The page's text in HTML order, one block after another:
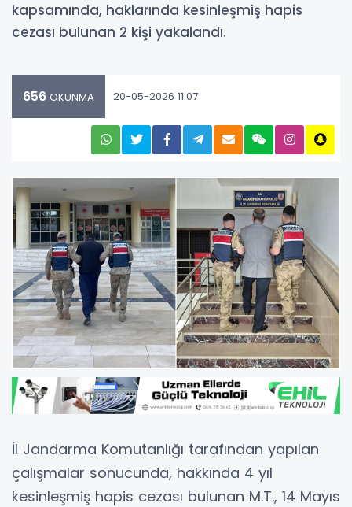
kapsamında, haklarında kesinleşmiş hapis
cezası bulunan 2 kişi yakalandı.
656 OKUNMA 20-05-2026 11:07
İl Jandarma Komutanlığı tarafından yapılan
çalışmalar sonucunda, hakkında 4 yıl
kesinleşmiş hapis cezası bulunan M.T., 14 Mayıs